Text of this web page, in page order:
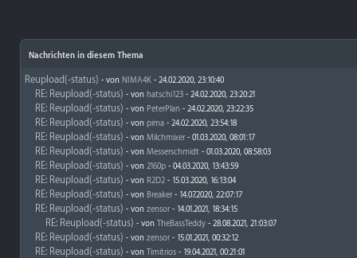
Nachrichten in diesem Thema
Reupload(-status) - von NIMA4K - 24.02.2020, 23:10:40
RE: Reupload(-status) - von hatschi123 - 24.02.2020, 23:20:21
RE: Reupload(-status) - von PeterPlan - 24.02.2020, 23:22:35
RE: Reupload(-status) - von pima - 24.02.2020, 23:54:18
RE: Reupload(-status) - von Milchmixer- 01.03.2020, 08:01:17
RE: Reupload(-status) - von Messerschmidt - 01.03.2020, 08:58:03
RE: Reupload(-status) - von 2160p - 04.03.2020, 13:43:59
RE: Reupload(-status) - von R2D2 - 15.03.2020, 16:13:04
RE: Reupload(-status) - von Breaker- 14.07.2020, 22:07:17
RE: Reupload(-status) - von zensor- 14.01.2021, 18:34:15
RE: Reupload(-status) - von TheBassTeddy - 28.08.2021, 21:03:07
RE: Reupload(-status) - von zensor- 15.01.2021, 00:32:12
RE: Reupload(-status) - von Timitrios - 19.04.2021, 00:21:01